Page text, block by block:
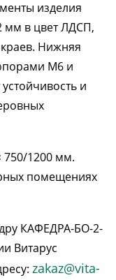
изделия
мм в цвет ЛДСП,
Нижняя
М6 и
и
750/1200 мм.
помещениях
КАФЕДРА-БО-2-
Витарус
zakaz@vita-